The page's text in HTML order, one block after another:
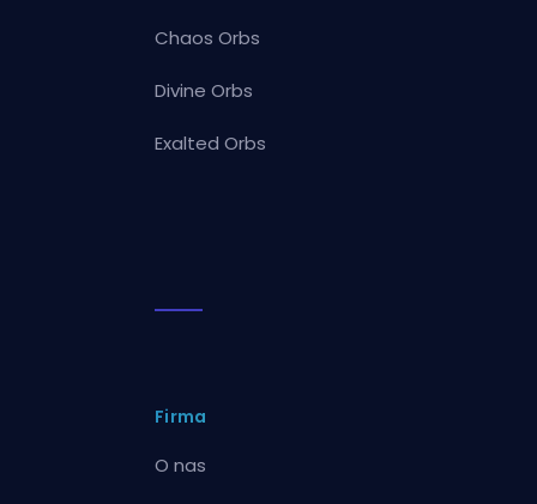
Chaos Orbs
Divine Orbs
Exalted Orbs
Firma
O nas